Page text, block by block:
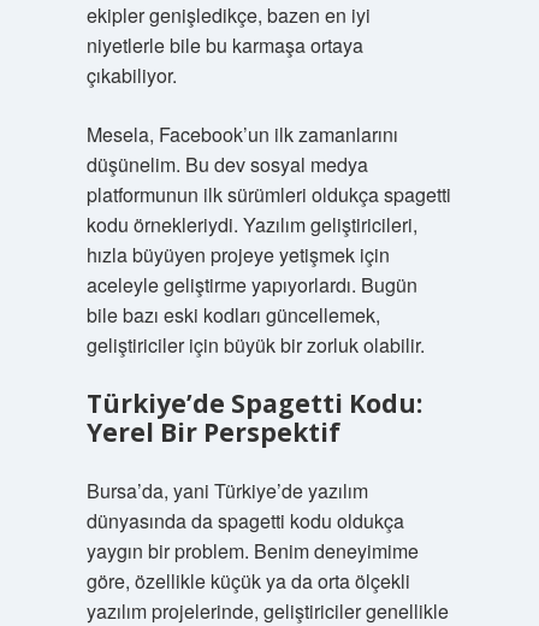
ekipler genişledikçe, bazen en iyi
niyetlerle bile bu karmaşa ortaya
çıkabiliyor.
Mesela, Facebook’un ilk zamanlarını
düşünelim. Bu dev sosyal medya
platformunun ilk sürümleri oldukça spagetti
kodu örnekleriydi. Yazılım geliştiricileri,
hızla büyüyen projeye yetişmek için
aceleyle geliştirme yapıyorlardı. Bugün
bile bazı eski kodları güncellemek,
geliştiriciler için büyük bir zorluk olabilir.
Türkiye’de Spagetti Kodu:
Yerel Bir Perspektif
Bursa’da, yani Türkiye’de yazılım
dünyasında da spagetti kodu oldukça
yaygın bir problem. Benim deneyimime
göre, özellikle küçük ya da orta ölçekli
yazılım projelerinde, geliştiriciler genellikle